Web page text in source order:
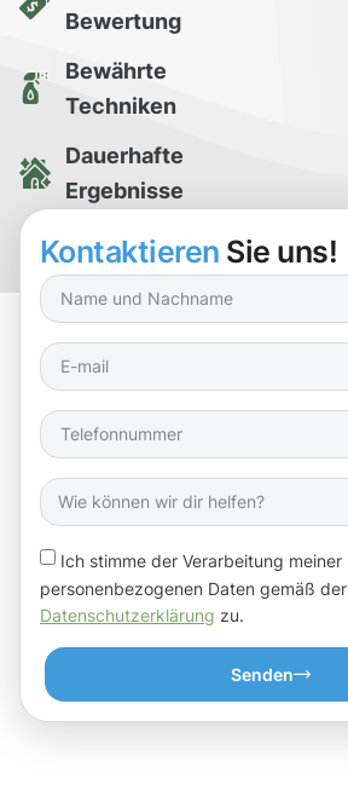
Bewertung
Bewährte
Techniken
Dauerhafte
Ergebnisse
Kostenlose
Reinigungsprobe
Kontaktieren Sie uns!
Ich stimme der Verarbeitung meiner
personenbezogenen Daten gemäß der
Datenschutzerklärung zu.
Senden